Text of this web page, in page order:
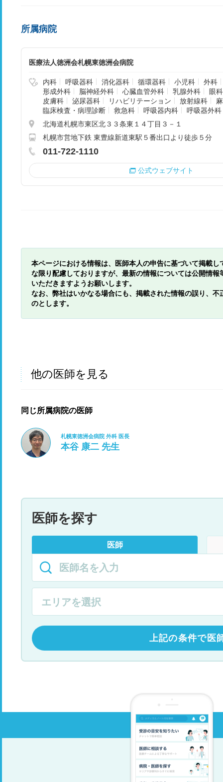
所属病院
医療法人徳洲会札幌東徳洲会病院
内科 呼吸器科 消化器科 循環器科 小児科
外科
形成外科
脳神経外科 心臓血管外科 乳腺外科
眼科
皮膚科
泌尿器科 リハビリテーション 放射線科
臨床検査・病理診断
救急科 呼吸器内科
呼吸器外科
北海道札幌市東区北３３条東１４丁目３－１
札幌市営地下鉄 東豊線新道東駅５番出口より徒歩５分
011-722-1110
公式ウェブサイト
本ページにおける情報は、医師本人の申告に基づいて掲載
な限り配慮しておりますが、最新の情報については公開情
いただきますようお願いします。
なお、弊社はいかなる場合にも、掲載された情報の誤り、
のとします。
他の医師を見る
同じ所属病院の医師
札幌東徳洲会病院 外科 医長
本谷 康二 先生
医師を探す
医師
上記の条件で医